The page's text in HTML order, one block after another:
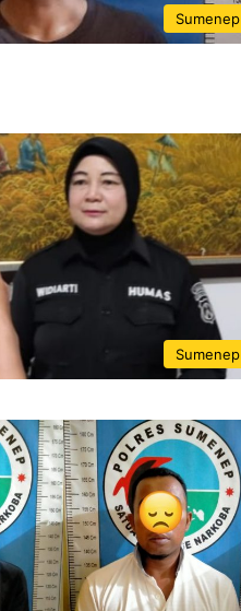
Sumenep
Sumenep